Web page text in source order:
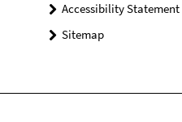
Accessibility Statement
Sitemap